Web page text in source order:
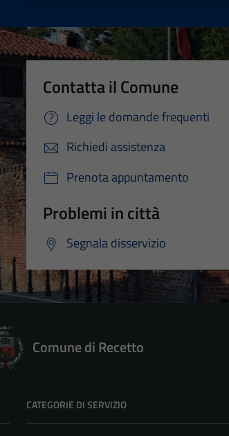
Contatta il Comune
Leggi le domande frequenti
Richiedi assistenza
Prenota appuntamento
Problemi in città
Segnala disservizio
Comune di Recetto
CATEGORIE DI SERVIZIO